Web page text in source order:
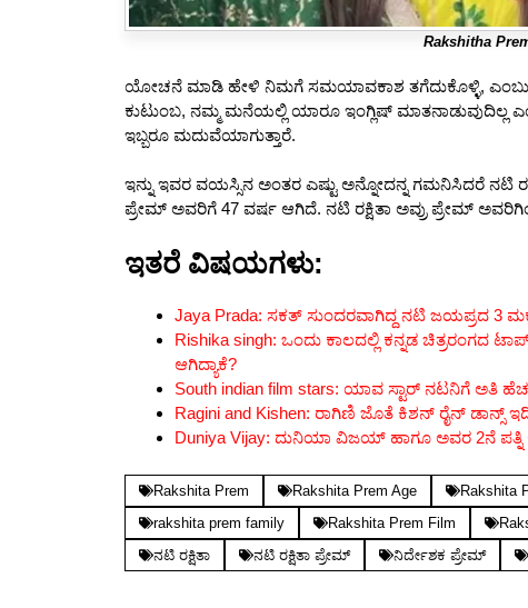
Rakshitha
ಯೋಚನೆ ಮಾಡಿ ಹೇಳಿ ನಿಮಗೆ ಸಮಯಾವಕಾಶ ತಗೆದುಕೊಳ್ಳಿ,
ಕುಟುಂಬ, ನಮ್ಮ ಮನೆಯಲ್ಲಿ ಯಾರೂ ಇಂಗ್ಲಿಷ್ ಮಾತನಾಡುವುದಿಲ್ಲ
ಇಬ್ಬರೂ ಮದುವೆಯಾಗುತ್ತಾರೆ.
ಇನ್ನು ಇವರ ವಯಸ್ಸಿನ ಅಂತರ ಎಷ್ಟು ಅನ್ನೋದನ್ನ ಗಮನಿಸಿದರೆ ನಟಿ
ಪ್ರೇಮ್ ಅವರಿಗೆ 47 ವರ್ಷ ಆಗಿದೆ. ನಟಿ ರಕ್ಷಿತಾ ಅವ್ರು ಪ್ರೇಮ್
ಇತರೆ ವಿಷಯಗಳು:
Jaya Prada: ಸಕತ್ ಸುಂದರವಾಗಿದ್ದ ನಟಿ ಜಯಪ್ರದ 3
Rishika singh: ಒಂದು ಕಾಲದಲ್ಲಿ ಕನ್ನಡ ಚಿತ್ರರಂಗದ
ಆಗಿದ್ಯಾಕೆ?
South indian film stars: ಯಾವ ಸ್ಟಾರ್ ನಟನಿಗೆ ಅತಿ
Ragini and Kishen: ರಾಗಿಣಿ ಜೊತೆ ಕಿಶನ್ ರೈನ್ ಡಾನ್ಸ್
Duniya Vijay: ದುನಿಯಾ ವಿಜಯ್ ಹಾಗೂ ಅವರ 2ನೆ ಪತ್ನಿ
Rakshita Prem Rakshita Prem Age Rakshita
rakshita prem family
Rakshita Prem Film
ನಟಿ ರಕ್ಷಿತಾ
ನಟಿ ರಕ್ಷಿತಾ ಪ್ರೇಮ್ ನಿರ್ದೇಶಕ ಪ್ರೇಮ್